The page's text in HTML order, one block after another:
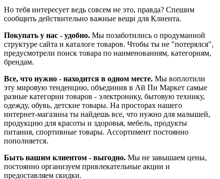
Но тебя интересует ведь совсем не это, правда? Спешим
сообщить действительно важные вещи для Клиента.
Покупать у нас - удобно. Мы позаботились о продуманной
структуре сайта и каталоге товаров. Чтобы ты не "потерялся",
предусмотрели поиск товара по наименованиям, категориям,
брендам.
Все, что нужно - находится в одном месте. Мы воплотили
эту мировую тенденцию, объединив в Ай Пи Маркет самые
разные категории товаров - электронику, бытовую технику,
одежду, обувь, детские товары. На просторах нашего
интернет-магазина ты найдешь все, что нужно для малышей,
продукцию для красоты и здоровья, мебель, продукты
питания, спортивные товары. Ассортимент постоянно
пополняется.
Быть нашим клиентом - выгодно. Мы не завышаем цены,
постоянно организуем привлекательные акции и
предоставляем скидки.